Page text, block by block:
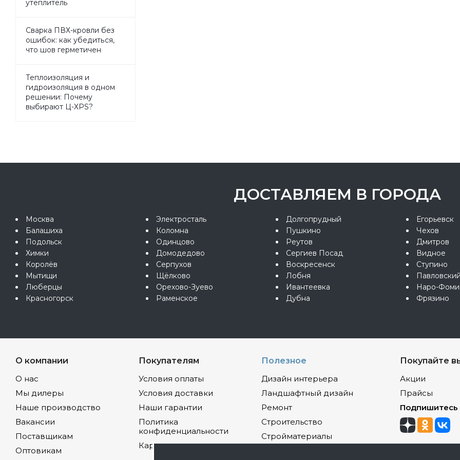
утеплитель
Сварка ПВХ-кровли без
ошибок: как убедиться,
что шов герметичен
Теплоизоляция и
гидроизоляция в одном
решении: Почему
выбирают Ц-XPS?
ДОСТАВЛЯЕМ В ГОРОДА
Москва
Балашиха
Подольск
Химки
Королёв
Мытищи
Люберцы
Красногорск
Электросталь
Коломна
Одинцово
Домодедово
Серпухов
Щёлково
Орехово-Зуево
Раменское
Долгопрудный
Пушкино
Реутов
Сергиев Посад
Воскресенск
Лобня
Ивантеевка
Дубна
Егорьевск
Чехов
Дмитров
Видное
Ступино
Наро-
Фрязино
О компании
О нас
Мы дилеры
Наше производство
Вакансии
Поставщикам
Оптовикам
Покупателям
Условия оплаты
Условия доставки
Наши гарантии
Политика
конфиденциальности
Карта сайта
Полезное
Дизайн интерьера
Ландшафтный дизайн
Ремонт
Строительство
Стройматериалы
Покупайте
Акции
Прайсы
Подпишитесь